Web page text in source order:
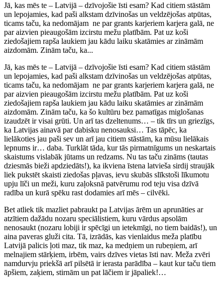
Jā, kas mēs te – Latvijā – dzīvojošie īsti esam? Kad citiem stāstām
un lepojamies, kad paši alkstam dzīvinošas un veldzējošas atpūtas,
ticams taču, ka nedomājam ne par grants karjeriem karjera galā, ne
par aizvien pieaugošām izcirstu mežu platībām. Pat uz koši
ziedošajiem rapša laukiem jau kādu laiku skatāmies ar zināmām
aizdomām. Zinām taču, ka...
Jā, kas mēs te – Latvijā – dzīvojošie īsti esam? Kad citiem stāstām
un lepojamies, kad paši alkstam dzīvinošas un veldzējošas atpūtas,
ticams taču, ka nedomājam ne par grants karjeriem karjera galā, ne
par aizvien pieaugošām izcirstu mežu platībām. Pat uz koši
ziedošajiem rapša laukiem jau kādu laiku skatāmies ar zināmām
aizdomām. Zinām taču, ka šo kultūru bez pamatīgas miglošanas
izaudzēt ir visai grūti. Un arī tas dzeltenums… – tik tīrs un griezīgs,
ka Latvijas ainavā par dabisku nenosauksi… Tas tāpēc, ka
lielākoties jau paši sev un arī jau citiem stāstām, ka mūsu lielākais
lepnums ir… daba. Turklāt tāda, kur tās pirmatnīgums un neskartais
skaistums vislabāk jūtams un redzams. Nu tas taču zināms (tautas
dziesmās bieži apdziedāts!), ka ikviena īstena latvieša sirdij straujāk
liek pukstēt skaisti ziedošas pļavas, ievu skubās slīkstoši līkumotu
upju līči un meži, kuru zaļoksnā patvērumu rod teju visa dzīvā
radība un kurā spēku rast dodamies arī mēs – cilvēki.
Bet atliek tik mazliet pabraukt pa Latvijas ārēm un aprunāties ar
atzītiem dažādu nozaru speciālistiem, kuru vārdus apsolām
nenosaukt (nozaru lobiji ir spēcīgi un ietekmīgi, no tiem baidās!), un
aina paveras gluži cita. Tā, izrādās, kas vienlaidus meža platību
Latvijā palicis ļoti maz, tik maz, ka medņiem un rubeņiem, arī
melnajiem stārķiem, irbēm, vairs dzīves vietas īsti nav. Meža zvēri
namdurvju priekšā arī pilsētā ir ierasta parādība – kaut kur taču tiem
āpšiem, zaķiem, stirnām un pat lāčiem ir jāpaliek!…